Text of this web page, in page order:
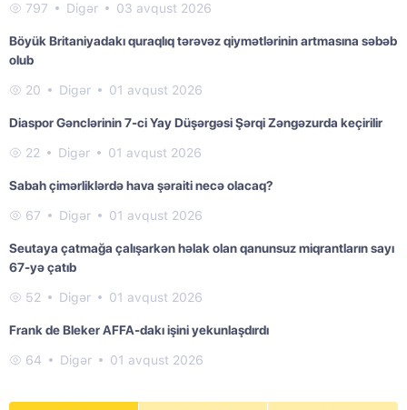
797 Digər 03 avqust 2026
Böyük Britaniyadakı quraqlıq tərəvəz qiymətlərinin artmasına səbəb
olub
20 Digər 01 avqust 2026
Diaspor Gənclərinin 7-ci Yay Düşərgəsi Şərqi Zəngəzurda keçirilir
22 Digər 01 avqust 2026
Sabah çimərliklərdə hava şəraiti necə olacaq?
67 Digər 01 avqust 2026
Seutaya çatmağa çalışarkən həlak olan qanunsuz miqrantların sayı
67-yə çatıb
52 Digər 01 avqust 2026
Frank de Bleker AFFA-dakı işini yekunlaşdırdı
64 Digər 01 avqust 2026